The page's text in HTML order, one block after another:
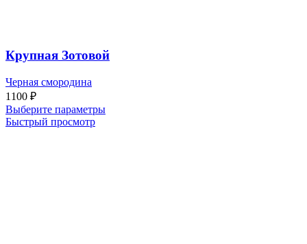
Крупная Зотовой
Черная смородина
1100 ₽
Выберите параметры
Быстрый просмотр